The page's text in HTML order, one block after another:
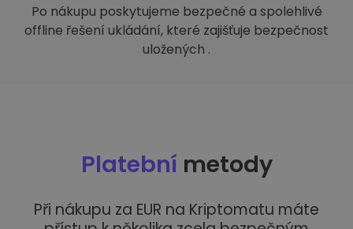
Po nákupu poskytujeme bezpečné a spolehlivé
offline řešení ukládání, které zajišťuje bezpečnost
uložených .
Platební metody
Při nákupu za EUR na Kriptomatu máte